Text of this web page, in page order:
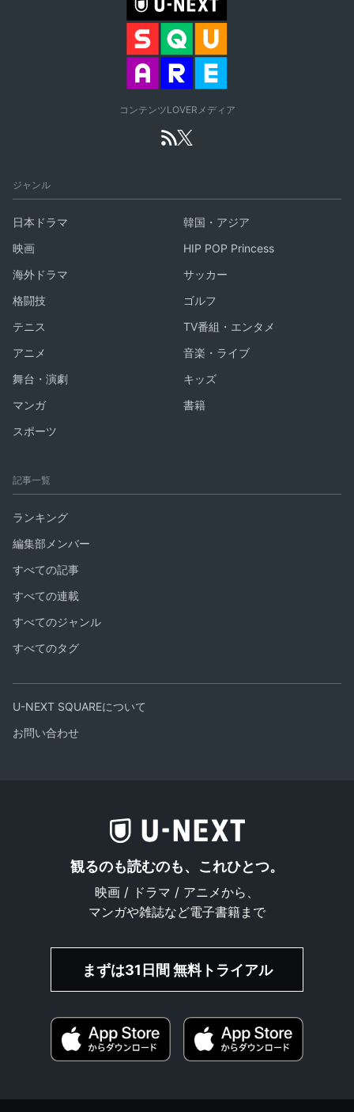
コンテンツLOVERメディア
ジャンル
日本ドラマ
韓国・アジア
映画
HIP POP Princess
海外ドラマ
サッカー
格闘技
ゴルフ
テニス
TV番組・エンタメ
アニメ
音楽・ライブ
舞台・演劇
キッズ
マンガ
書籍
スポーツ
記事一覧
ランキング
編集部メンバー
すべての記事
すべての連載
すべてのジャンル
すべてのタグ
U-NEXT SQUAREについて
お問い合わせ
観るのも読むのも、これひとつ。
映画 / ドラマ / アニメから、
マンガや雑誌など電子書籍まで
まずは31日間 無料トライアル